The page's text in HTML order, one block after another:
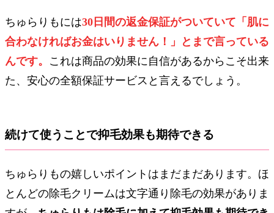
ちゅらりもには30日間の返金保証がついていて「肌に
合わなければお金はいりません！」とまで言っている
んです。 これは商品の効果に自信があるからこそ出来
た、安心の全額保証サービスと言えるでしょう。
続けて使うことで抑毛効果も期待できる
ちゅらりもの嬉しいポイントはまだまだあります。ほ
とんどの除毛クリームは文字通り除毛の効果がありま